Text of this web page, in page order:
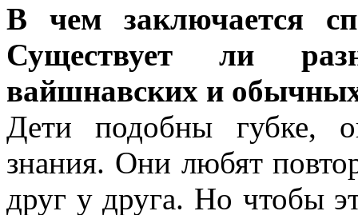
В чем заключается
Существует ли
вайшнавских и
Дети подобны губке,
знания. Они любят
друг у друга. Но чтобы